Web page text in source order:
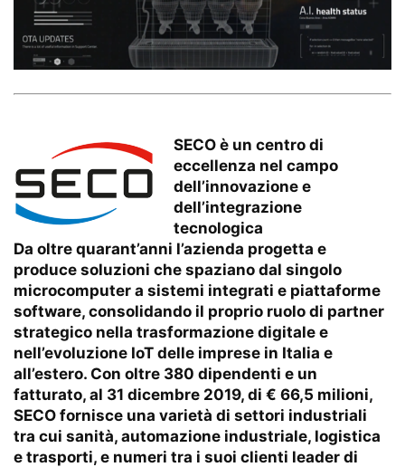
SECO è un centro di
eccellenza nel campo
dell’innovazione e
dell’integrazione
tecnologica
Da oltre quarant’anni l’azienda progetta e
produce soluzioni che spaziano dal singolo
microcomputer a sistemi integrati e piattaforme
software, consolidando il proprio ruolo di partner
strategico nella trasformazione digitale e
nell’evoluzione IoT delle imprese in Italia e
all’estero. Con oltre 380 dipendenti e un
fatturato, al 31 dicembre 2019, di € 66,5 milioni,
SECO fornisce una varietà di settori industriali
tra cui sanità, automazione industriale, logistica
e trasporti, e numeri tra i suoi clienti leader di